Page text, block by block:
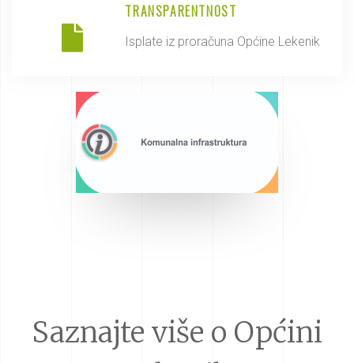
TRANSPARENTNOST
Isplate iz proračuna Općine Lekenik
Saznajte više o Općini